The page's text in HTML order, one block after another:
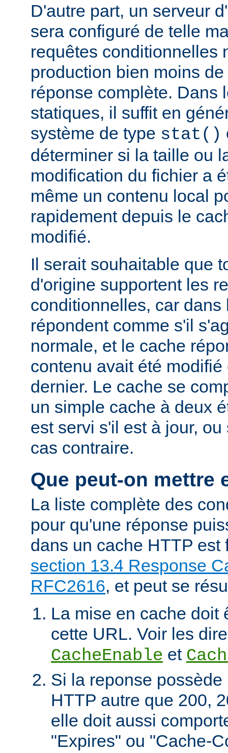
D'autre part, un serveur
sera configuré de telle
requêtes conditionnelles
production bien moins
réponse complète. Dans
statiques, il suffit en
système de type stat()
déterminer si la taille ou
modification du fichier a
même un contenu local
rapidement depuis le
modifié.
Il serait souhaitable que
d'origine supportent les
conditionnelles, car
répondent comme s'il
normale, et le cache
contenu avait été
dernier. Le cache se
un simple cache à deux
est servi s'il est à jour,
cas contraire.
Que peut-on mettre
La liste complète des
pour qu'une réponse
dans un cache HTTP est
section 13.4 Response
RFC2616, et peut se
La mise en cache doit
cette URL. Voir les
CacheEnable et
Si la reponse
HTTP autre que 200,
elle doit aussi
"Expires" ou "Cache-